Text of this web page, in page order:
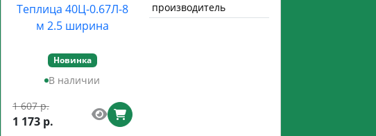
Теплица 40Ц-0.67Л-8
м 2.5 ширина
Новинка
В наличии
1 607 р.
1 173 р.
производитель